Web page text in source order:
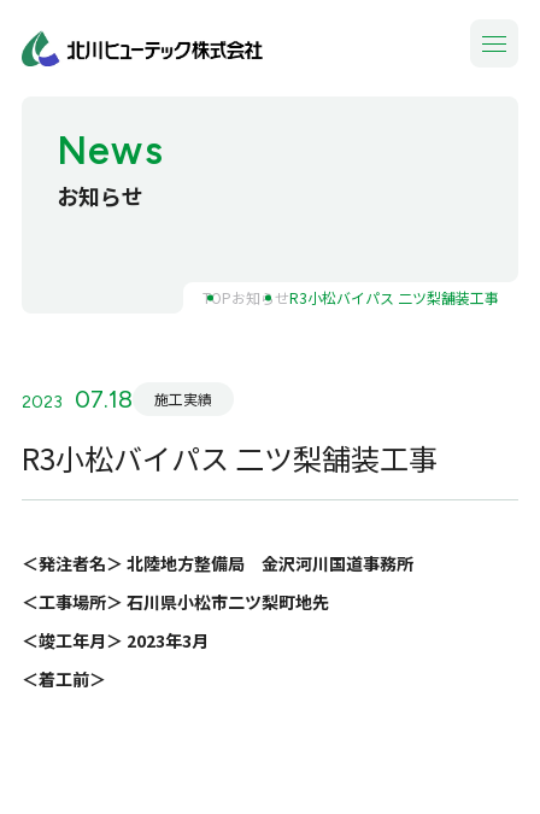
News
お知らせ
TOPお知らせR3小松バイパス 二ツ梨舗装工事
2023 07.18 施工実績
R3小松バイパス 二ツ梨舗装工事
＜発注者名＞ 北陸地方整備局 金沢河川国道事務所
＜工事場所＞ 石川県小松市二ツ梨町地先
＜竣工年月＞ 2023年3月
＜着工前＞